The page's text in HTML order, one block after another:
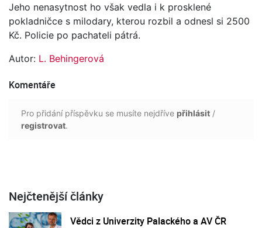
Jeho nenasytnost ho však vedla i k prosklené
pokladničce s milodary, kterou rozbil a odnesl si 2500
Kč. Policie po pachateli pátrá.
Autor: L. Behingerová
Komentáře
Pro přidání příspěvku se musíte nejdříve přihlásit /
registrovat.
Nejčtenější články
Vědci z Univerzity Palackého a AV ČR